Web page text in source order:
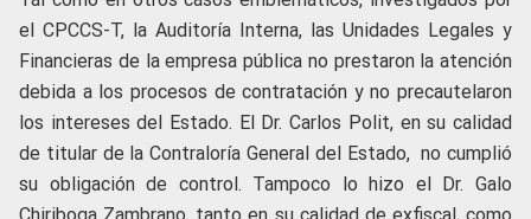
el CPCCS-T, la Auditoría Interna, las Unidades Legales y
Financieras de la empresa pública no prestaron la atención
debida a los procesos de contratación y no precautelaron
los intereses del Estado. El Dr. Carlos Polit, en su calidad
de titular de la Contraloría General del Estado, no cumplió
su obligación de control. Tampoco lo hizo el Dr. Galo